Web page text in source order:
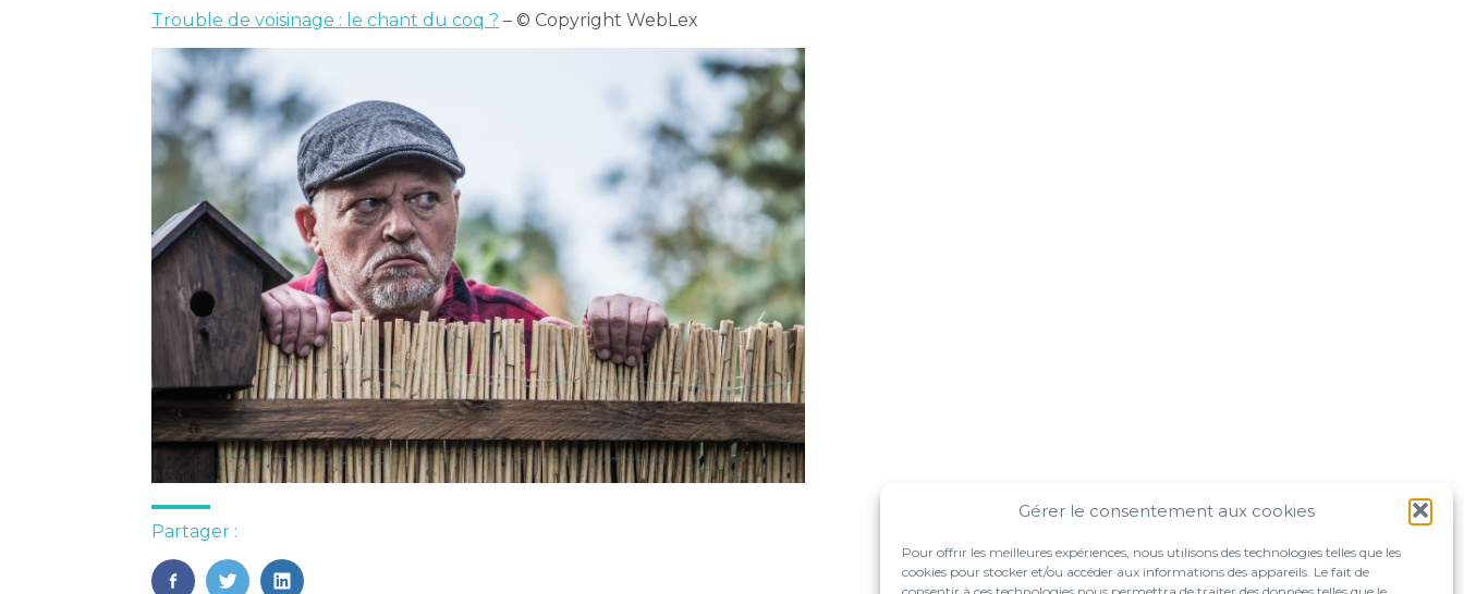
Gérer le consentement aux cookies
Pour offrir les meilleures expériences, nous utilisons des technologies telles que les
cookies pour stocker et/ou accéder aux informations des appareils. Le fait de
Trouble de voisinage : le chant du coq ? – © Copyright WebLex
Partager :